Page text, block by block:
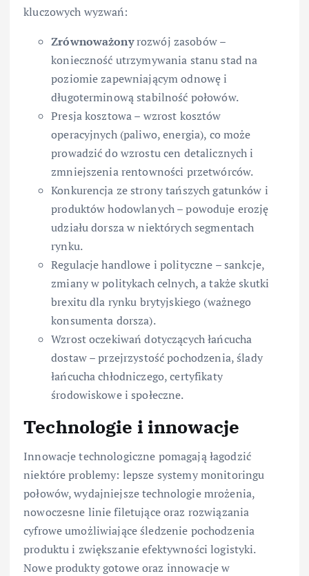
kluczowych wyzwań:
Zrównoważonyrozwój zasobów –
konieczność utrzymywania stanu stad na
poziomie zapewniającym odnowę i
długoterminową stabilność połowów.
Presja kosztowa – wzrost kosztów
operacyjnych (paliwo, energia), co może
prowadzić do wzrostu cen detalicznych i
zmniejszenia rentowności przetwórców.
Konkurencja ze strony tańszych gatunków i
produktów hodowlanych – powoduje erozję
udziału dorsza w niektórych segmentach
rynku.
Regulacje handlowe i polityczne – sankcje,
zmiany w politykach celnych, a także skutki
brexitu dla rynku brytyjskiego (ważnego
konsumenta dorsza).
Wzrost oczekiwań dotyczących łańcucha
dostaw – przejrzystość pochodzenia, ślady
łańcucha chłodniczego, certyfikaty
środowiskowe i społeczne.
Technologie i innowacje
Innowacje technologiczne pomagają łagodzić
niektóre problemy: lepsze systemy monitoringu
połowów, wydajniejsze technologie mrożenia,
nowoczesne linie filetujące oraz rozwiązania
cyfrowe umożliwiające śledzenie pochodzenia
produktu i zwiększanie efektywności logistyki.
Nowe produkty gotowe oraz innowacje w